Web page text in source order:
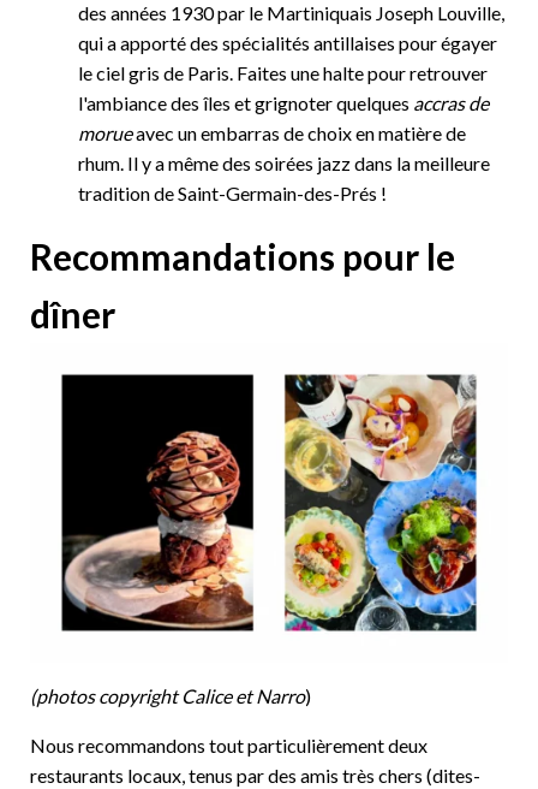
des années 1930 par le Martiniquais Joseph Louville,
qui a apporté des spécialités antillaises pour égayer
le ciel gris de Paris. Faites une halte pour retrouver
l'ambiance des îles et grignoter quelques accras de
morueavec un embarras de choix en matière de
rhum. Il y a même des soirées jazz dans la meilleure
tradition de Saint-Germain-des-Prés !
Recommandations pour le
dîner
(photos copyright Calice et Narro)
Nous recommandons tout particulièrement deux
restaurants locaux, tenus par des amis très chers (dites-